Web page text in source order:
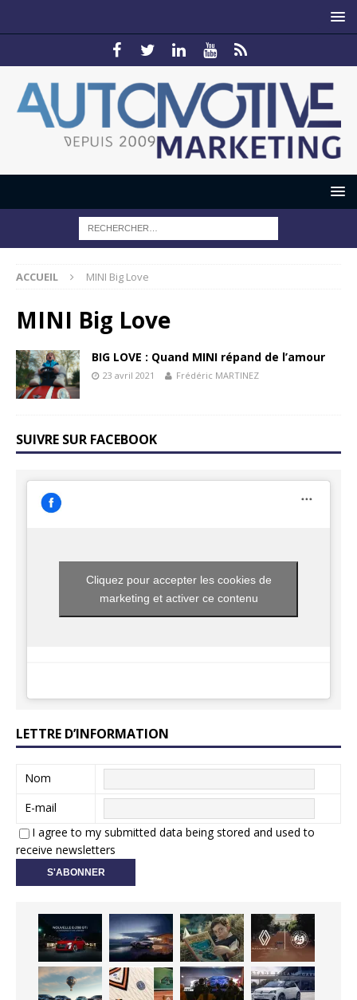
ACCUEIL MINI Big Love
MINI Big Love
BIG LOVE : Quand MINI répand de l’amour
23 avril 2021 Frédéric MARTINEZ
SUIVRE SUR FACEBOOK
Cliquez pour accepter les cookies de
marketing et activer ce contenu
LETTRE D’INFORMATION
Nom
E-mail
I agree to my submitted data being stored and used to
receive newsletters